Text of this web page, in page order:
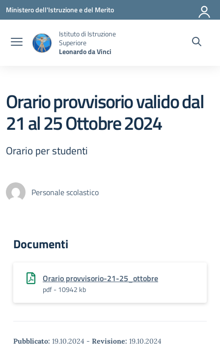
Vai ai contenuti
Vai al menu di navigazione
Vai al footer
Ministero dell'Istruzione e del Merito
Istituto di Istruzione
Superiore
Leonardo da Vinci
Orario provvisorio valido dal
21 al 25 Ottobre 2024
Orario per studenti
Personale scolastico
Documenti
Orario provvisorio-21-25_ottobre
pdf - 10942 kb
Pubblicato: 19.10.2024 - Revisione: 19.10.2024